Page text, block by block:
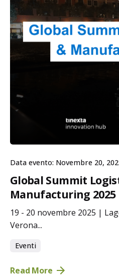
Data evento: Novembre 20,
Global Summit
Manufacturing 2025
19 - 20 novembre 2025 |
Verona...
Eventi
Read More